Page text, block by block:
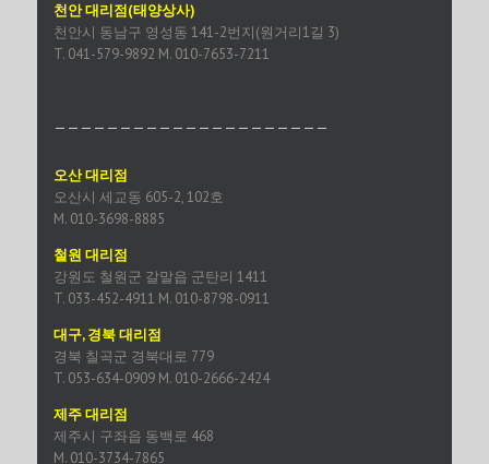
천안 대리점(태양상사)
천안시 동남구 영성동 141-2번지(원거리1길 3)
T. 041-579-9892 M. 010-7653-7211
—————————————————————
오산 대리점
오산시 세교동 605-2, 102호
M. 010-3698-8885
철원 대리점
강원도 철원군 갈말읍 군탄리 1411
T. 033-452-4911 M. 010-8798-0911
대구, 경북 대리점
경북 칠곡군 경북대로 779
T. 053-634-0909 M. 010-2666-2424
제주 대리점
제주시 구좌읍 동백로 468
M. 010-3734-7865